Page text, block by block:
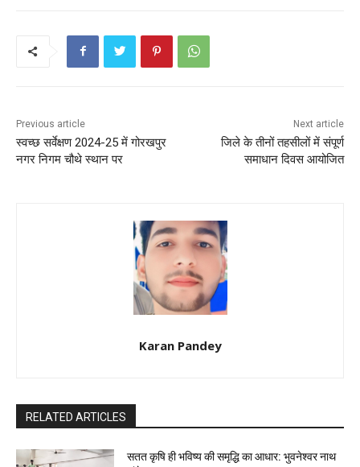
k
A
p
st
Previous article
स्वच्छ सर्वेक्षण 2024-25 में गोरखपुर
नगर निगम चौथे स्थान पर
Next article
जिले के तीनों तहसीलों में संपूर्ण
समाधान दिवस आयोजित
Karan Pandey
RELATED ARTICLES
सतत कृषि ही भविष्य की समृद्धि का आधार: भुवनेश्वर नाथ